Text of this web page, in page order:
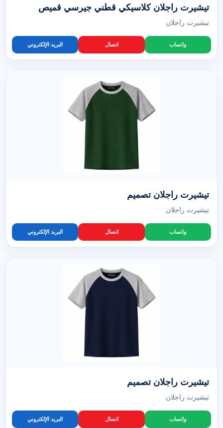
تيشيرت راجلان كلاسيكي قطني جيرسي قميص
تيشيرت راجلان
واتساب اتصال البريد الإلكتروني
تيشيرت راجلان تصميم
تيشيرت راجلان
واتساب اتصال البريد الإلكتروني
تيشيرت راجلان تصميم
تيشيرت راجلان
واتساب اتصال البريد الإلكتروني